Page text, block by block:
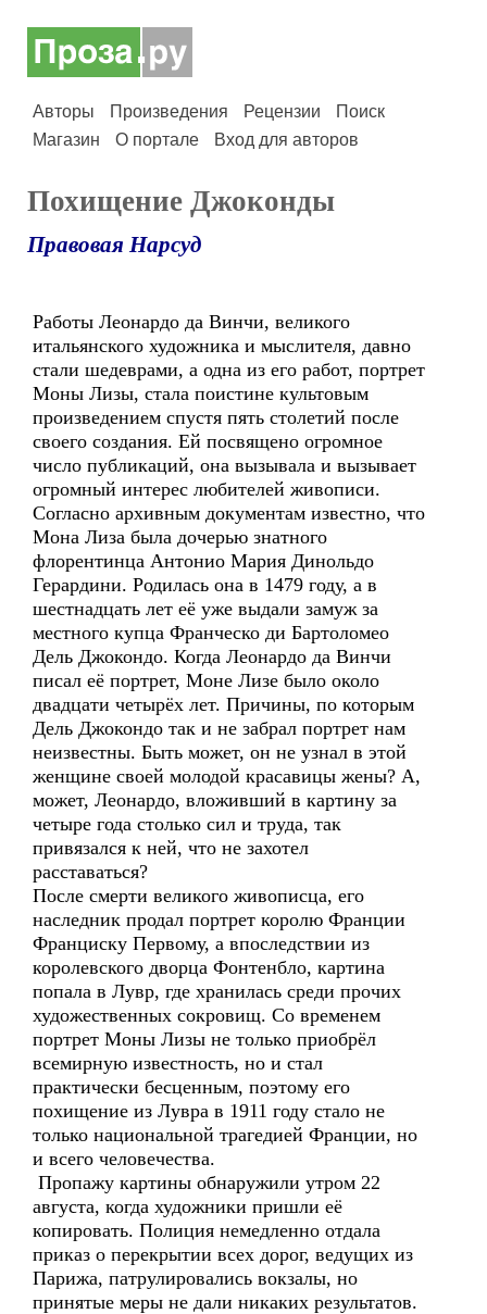
Авторы Произведения Рецензии
Поиск
Магазин
О портале Вход для авторов
Похищение Джоконды
Правовая Нарсуд
Работы Леонардо да Винчи, великого
итальянского художника и мыслителя, давно
стали шедеврами, а одна из его работ, портрет
Моны Лизы, стала поистине культовым
произведением спустя пять столетий после
своего создания. Ей посвящено огромное
число публикаций, она вызывала и вызывает
огромный интерес любителей живописи.
Согласно архивным документам известно, что
Мона Лиза была дочерью знатного
флорентинца Антонио Мария Динольдо
Герардини. Родилась она в 1479 году, а в
шестнадцать лет её уже выдали замуж за
местного купца Франческо ди Бартоломео
Дель Джокондо. Когда Леонардо да Винчи
писал её портрет, Моне Лизе было около
двадцати четырёх лет. Причины, по которым
Дель Джокондо так и не забрал портрет нам
неизвестны. Быть может, он не узнал в этой
женщине своей молодой красавицы жены? А,
может, Леонардо, вложивший в картину за
четыре года столько сил и труда, так
привязался к ней, что не захотел
расставаться?
После смерти великого живописца, его
наследник продал портрет королю Франции
Франциску Первому, а впоследствии из
королевского дворца Фонтенбло, картина
попала в Лувр, где хранилась среди прочих
художественных сокровищ. Со временем
портрет Моны Лизы не только приобрёл
всемирную известность, но и стал
практически бесценным, поэтому его
похищение из Лувра в 1911 году стало не
только национальной трагедией Франции, но
и всего человечества.
Пропажу картины обнаружили утром 22
августа, когда художники пришли её
копировать. Полиция немедленно отдала
приказ о перекрытии всех дорог, ведущих из
Парижа, патрулировались вокзалы, но
принятые меры не дали никаких результатов.